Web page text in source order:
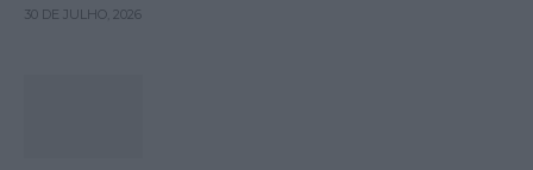
30 DE JULHO, 2026